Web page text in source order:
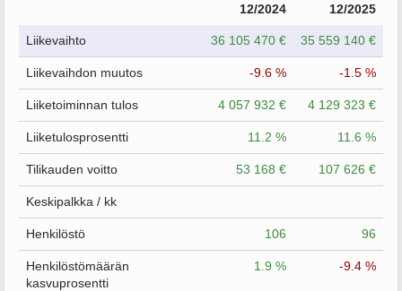
12/2024 12/2025
Liikevaihto 36 105 470 € 35 559 140 €
Liikevaihdon muutos -9.6 % -1.5 %
Liiketoiminnan tulos 4 057 932 € 4 129 323 €
Liiketulosprosentti 11.2 % 11.6 %
Tilikauden voitto 53 168 € 107 626 €
Keskipalkka / kk
Henkilöstö 106 96
Henkilöstömäärän
kasvuprosentti
1.9 % -9.4 %